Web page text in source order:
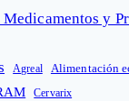
y
Agreal Alimentación
Cervarix